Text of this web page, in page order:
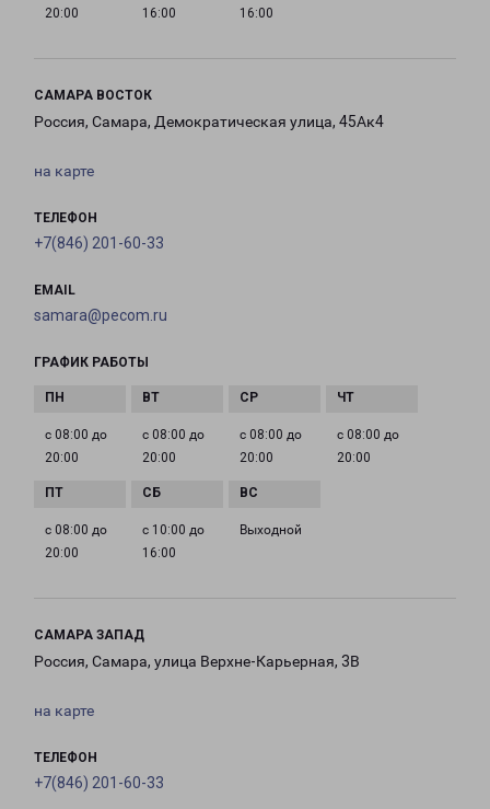
20:00
16:00
16:00
САМАРА ВОСТОК
Россия, Самара, Демократическая улица, 45Ак4
на карте
ТЕЛЕФОН
+7(846) 201-60-33
EMAIL
samara@pecom.ru
ГРАФИК РАБОТЫ
с 08:00 до
20:00
с 08:00 до
20:00
с 08:00 до
20:00
с 08:00 до
20:00
с 08:00 до
20:00
с 10:00 до
16:00
Выходной
САМАРА ЗАПАД
Россия, Самара, улица Верхне-Карьерная, 3В
на карте
ТЕЛЕФОН
+7(846) 201-60-33